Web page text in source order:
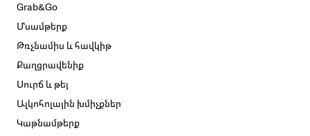
Grab&Go
Մսամթերք
Թռչնամիս և հավկիթ
Քաղցրավենիք
Սուրճ և թեյ
Ալկոհոլային խմիչքներ
Կաթնամթերք